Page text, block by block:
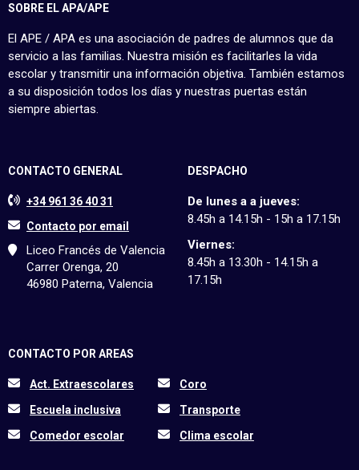
SOBRE EL APA/APE
El APE / APA es una asociación de padres de alumnos que da
servicio a las familias. Nuestra misión es facilitarles la vida
escolar y transmitir una información objetiva. También estamos
a su disposición todos los días y nuestras puertas están
siempre abiertas.
CONTACTO GENERAL
+34 961 36 40 31
Contacto por email
Liceo Francés de Valencia
Carrer Orenga, 20
46980 Paterna, Valencia
DESPACHO
De lunes a a jueves:
8.45h a 14.15h - 15h a 17.15h
Viernes:
8.45h a 13.30h - 14.15h a
17.15h
CONTACTO POR AREAS
Act. Extraescolares
Coro
Escuela inclusiva
Transporte
Comedor escolar
Clima escolar